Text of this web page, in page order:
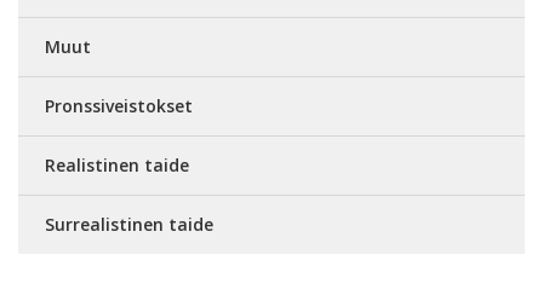
Muut
Pronssiveistokset
Realistinen taide
Surrealistinen taide